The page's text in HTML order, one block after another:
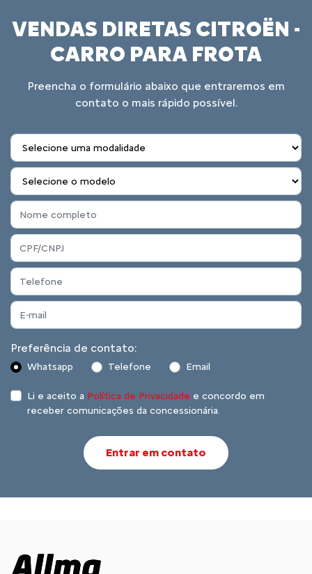
VENDAS DIRETAS CITROËN -
CARRO PARA FROTA
Preencha o formulário abaixo que entraremos em
contato o mais rápido possível.
Preferência de contato:
Whatsapp Telefone Email
Li e aceito a Política de Privacidade e concordo em
receber comunicações da concessionária.
Entrar em contato